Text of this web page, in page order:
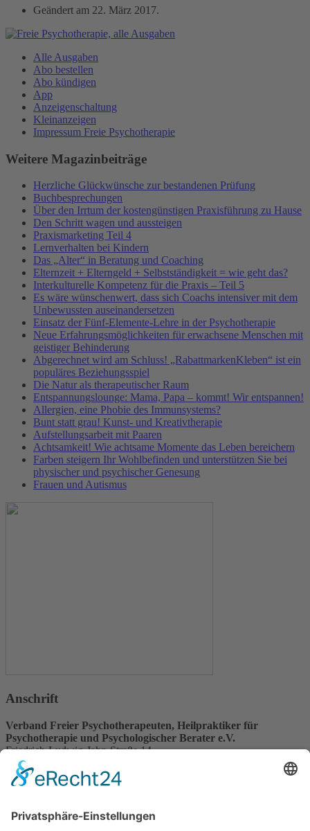
Geändert am 22. März 2017.
Alle Ausgaben
Abo bestellen
Abo kündigen
App
Anzeigenschaltung
Kleinanzeigen
Impressum Freie Psychotherapie
Weitere Magazinbeiträge
Herzliche Glückwünsche zur bestandenen Prüfung
Buchbesprechungen
Über den Irrtum der kostengünstigen Praxisführung zu Hause
Den Schritt wagen und aussteigen
Praxismarketing Teil 4
Lernverhalten bei Kindern
Das „Alter“ in Beratung und Coaching
Elternzeit + Elterngeld + Selbstständigkeit = wie geht das?
Interkulturelle Kompetenz für die Praxis – Teil 5
Es wäre wünschenwert, dass sich Coachs intensiver mit dem
Unbewussten auseinandersetzen
Einsatz der Fünf-Elemente-Lehre in der Psychotherapie
Neue Erfahrungsmöglichkeiten für erwachsene Menschen mit
geistiger Behinderung
Abgerechnet wird am Schluss! „RabattmarkenKleben“ ist ein
populäres Beziehungsspiel
Die Natur als therapeutischer Raum
Entspannungslounge: Mama, Papa – kommt! Wir entspannen!
Allergien, eine Phobie des Immunsystems?
Bunt statt grau! Kunst- und Kreativtherapie
Aufstellungsarbeit mit Paaren
Achtsamkeit! Wie achtsame Momente das Leben bereichern
Farben steigern Ihr Wohlbefinden und unterstützen Sie bei
physischer und psychischer Genesung
Frauen und Autismus
Anschrift
Verband Freier Psychotherapeuten, Heilpraktiker für
Psychotherapie und Psychologischer Berater e.V.
Friedrich-Ludwig-Jahn-Straße 14
31582 Nienburg/Weser
Service-Team
05021-8650320